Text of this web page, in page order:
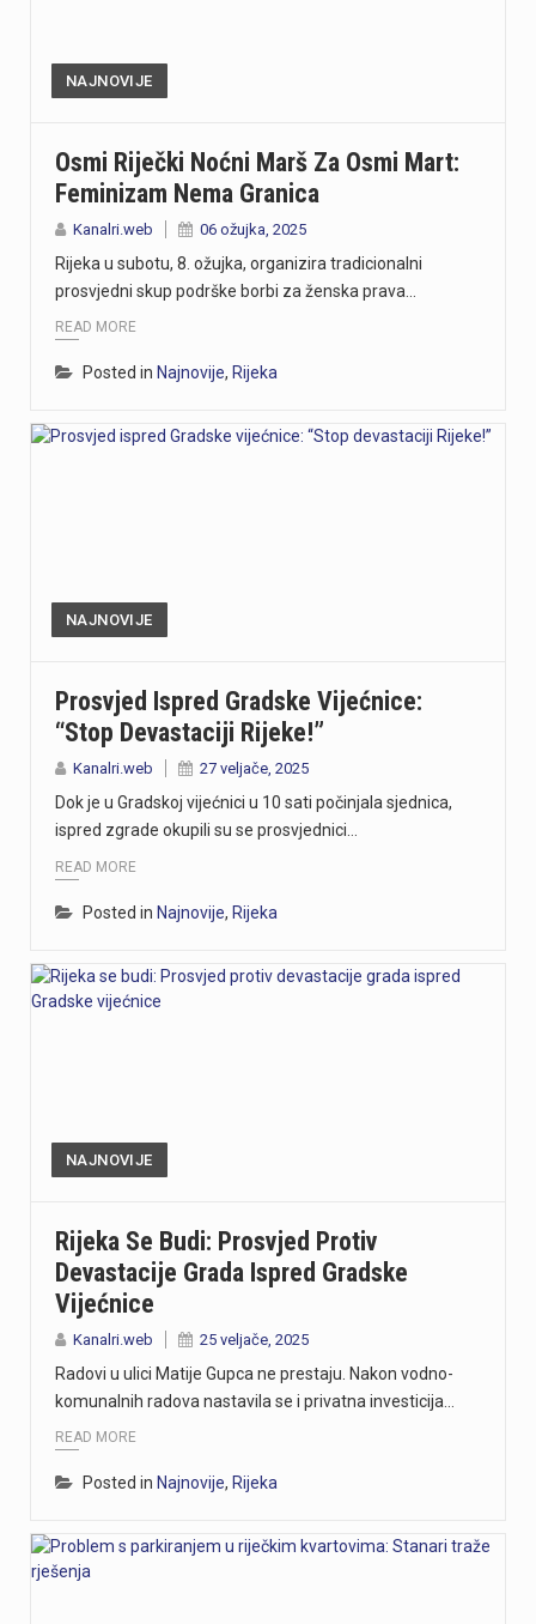
NAJNOVIJE
Osmi Riječki Noćni Marš Za Osmi Mart:
Feminizam Nema Granica
Kanalri.web 06 ožujka, 2025
Rijeka u subotu, 8. ožujka, organizira tradicionalni
prosvjedni skup podrške borbi za ženska prava…
READ MORE
Posted in Najnovije, Rijeka
NAJNOVIJE
Prosvjed Ispred Gradske Vijećnice:
“Stop Devastaciji Rijeke!”
Kanalri.web 27 veljače, 2025
Dok je u Gradskoj vijećnici u 10 sati počinjala sjednica,
ispred zgrade okupili su se prosvjednici…
READ MORE
Posted in Najnovije, Rijeka
NAJNOVIJE
Rijeka Se Budi: Prosvjed Protiv
Devastacije Grada Ispred Gradske
Vijećnice
Kanalri.web 25 veljače, 2025
Radovi u ulici Matije Gupca ne prestaju. Nakon vodno-
komunalnih radova nastavila se i privatna investicija…
READ MORE
Posted in Najnovije, Rijeka